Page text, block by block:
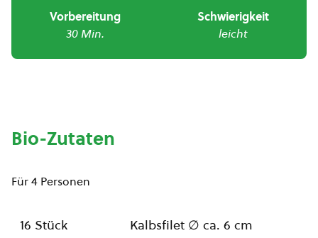
Vorbereitung
30 Min.
Schwierigkeit
leicht
Bio-Zutaten
Für 4 Personen
16 Stück Kalbsfilet ∅ ca. 6 cm